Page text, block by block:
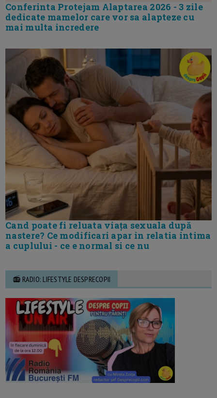
Conferinta Protejam Alaptarea 2026 - 3 zile
dedicate mamelor care vor sa alapteze cu
mai multa incredere
Cand poate fi reluata viața sexuala după
nastere? Ce modificari apar in relatia intima
a cuplului - ce e normal si ce nu
📻 RADIO: LIFESTYLE DESPRECOPII